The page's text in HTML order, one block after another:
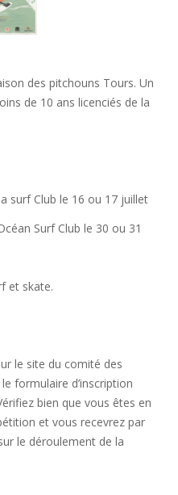
des pitchouns Tours. Un
de 10 ans licenciés de la
surf Club le 16 ou 17 juillet
Surf Club le 30 ou 31
et skate.
le site du comité des
formulaire d’inscription
bien que vous êtes en
et vous recevrez par
le déroulement de la